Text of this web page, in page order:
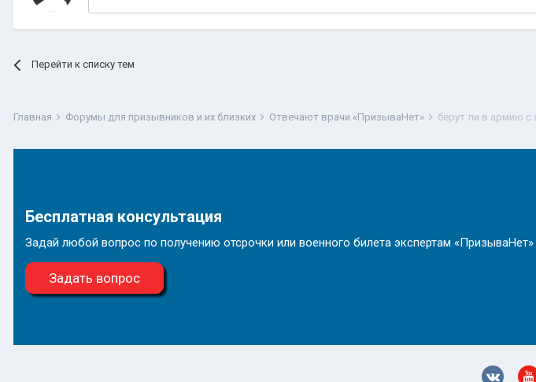
Перейти к списку тем
Главная Форумы для призывников и их близких Отвечают врачи «ПризываНет» берут ли в армию с
Бесплатная консультация
Задай любой вопрос по получению отсрочки или военного билета экспертам «ПризываНет»
Задать вопрос